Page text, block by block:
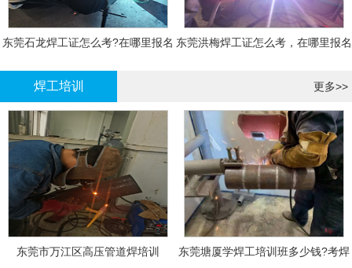
东莞石龙焊工证怎么考?在哪里报名 东莞洪梅焊工证怎么考，在哪里报名
焊工培训 更多>>
东莞市万江区高压管道焊培训
东莞塘厦学焊工培训班多少钱?考焊